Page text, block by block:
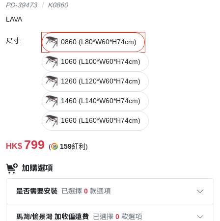
PD-39473
K0860
LAVA
尺寸: 0860 (L80*W60*H74cm)
1060 (L100*W60*H74cm)
1260 (L120*W60*H74cm)
1460 (L140*W60*H74cm)
1660 (L160*W60*H74cm)
HK$ 799 ( 159紅利)
加購選項
是否需要安裝 已選擇 0 款選項
馬灣/愉景灣 加收偏遠費 已選擇 0 款選項